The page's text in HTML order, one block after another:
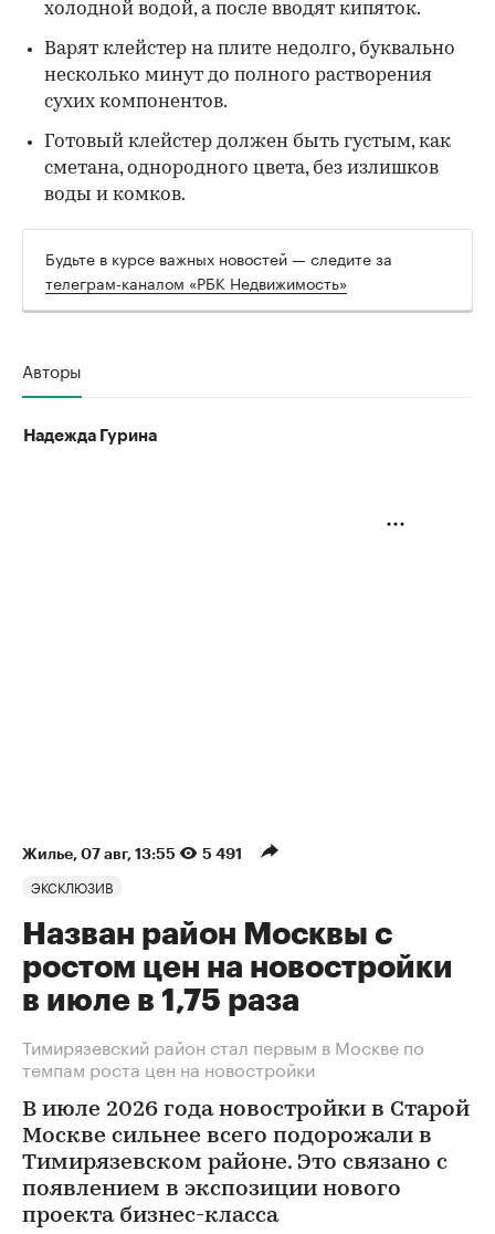
холодной водой, а после вводят кипяток.
Варят клейстер на плите недолго, буквально
несколько минут до полного растворения
сухих компонентов.
Готовый клейстер должен быть густым, как
сметана, однородного цвета, без излишков
воды и комков.
Будьте в курсе важных новостей — следите за
телеграм-каналом «РБК Недвижимость»
Авторы
Надежда Гурина
Жилье⁠, 07 авг, 13:55 5 491
ЭКСКЛЮЗИВ
Назван район Москвы с
ростом цен на новостройки
в июле в 1,75 раза
Тимирязевский район стал первым в Москве по
темпам роста цен на новостройки
В июле 2026 года новостройки в Старой
Москве сильнее всего подорожали в
Тимирязевском районе. Это связано с
появлением в экспозиции нового
проекта бизнес-класса